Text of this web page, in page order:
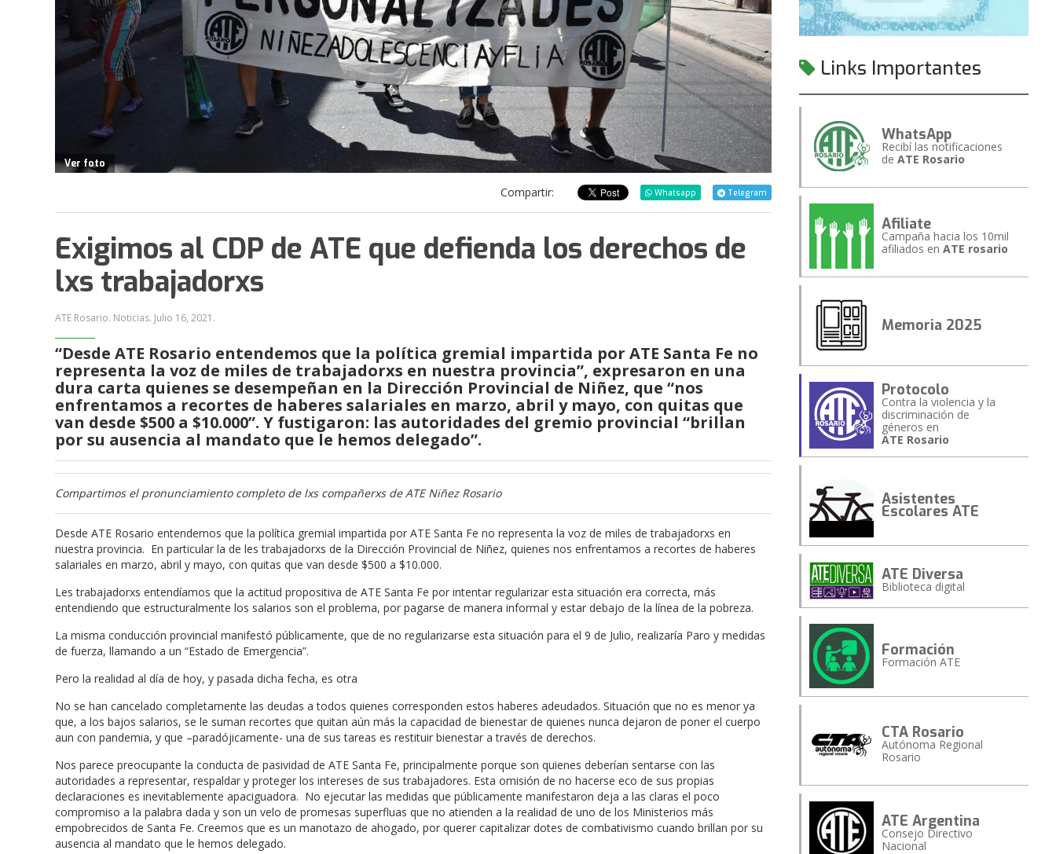
Ver foto
Telegram
Whatsapp
Compartir:
Exigimos al CDP de ATE que defienda los derechos de
lxs trabajadorxs
ATE Rosario. Noticias. Julio 16, 2021 .
“Desde ATE Rosario entendemos que la política gremial impartida por ATE Santa Fe no
representa la voz de miles de trabajadorxs en nuestra provincia”, expresaron en una
dura carta quienes se desempeñan en la Dirección Provincial de Niñez, que “nos
enfrentamos a recortes de haberes salariales en marzo, abril y mayo, con quitas que
van desde $500 a $10.000”. Y fustigaron: las autoridades del gremio provincial “brillan
por su ausencia al mandato que le hemos delegado”.
Compartimos el pronunciamiento completo de lxs compañerxs de ATE Niñez Rosario
Desde ATE Rosario entendemos que la política gremial impartida por ATE Santa Fe no representa la voz de miles de trabajadorxs en
nuestra provincia. En particular la de les trabajadorxs de la Dirección Provincial de Niñez, quienes nos enfrentamos a recortes de haberes
salariales en marzo, abril y mayo, con quitas que van desde $500 a $10.000.
Les trabajadorxs entendíamos que la actitud propositiva de ATE Santa Fe por intentar regularizar esta situación era correcta, más
entendiendo que estructuralmente los salarios son el problema, por pagarse de manera informal y estar debajo de la línea de la pobreza.
La misma conducción provincial manifestó públicamente, que de no regularizarse esta situación para el 9 de Julio, realizaría Paro y medidas
de fuerza, llamando a un “Estado de Emergencia”.
Pero la realidad al día de hoy, y pasada dicha fecha, es otra
No se han cancelado completamente las deudas a todos quienes corresponden estos haberes adeudados. Situación que no es menor ya
que, a los bajos salarios, se le suman recortes que quitan aún más la capacidad de bienestar de quienes nunca dejaron de poner el cuerpo
aun con pandemia, y que –paradójicamente- una de sus tareas es restituir bienestar a través de derechos.
Nos parece preocupante la conducta de pasividad de ATE Santa Fe, principalmente porque son quienes deberían sentarse con las
autoridades a representar, respaldar y proteger los intereses de sus trabajadores. Esta omisión de no hacerse eco de sus propias
declaraciones es inevitablemente apaciguadora. No ejecutar las medidas que públicamente manifestaron deja a las claras el poco
compromiso a la palabra dada y son un velo de promesas superfluas que no atienden a la realidad de uno de los Ministerios más
empobrecidos de Santa Fe. Creemos que es un manotazo de ahogado, por querer capitalizar dotes de combativismo cuando brillan por su
ausencia al mandato que le hemos delegado.
Links Importantes
WhatsApp
Recibí las notificaciones
de ATE Rosario
Afiliate
Campaña hacia los 10mil
afiliados en ATE rosario
Memoria 2025
Protocolo
Contra la violencia y la
discriminación de
géneros en
ATE Rosario
Asistentes
Escolares ATE
ATE Diversa
Biblioteca digital
Formación
Formación ATE
CTA Rosario
Autónoma Regional
Rosario
ATE Argentina
Consejo Directivo
Nacional